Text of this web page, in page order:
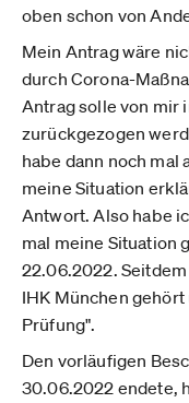
oben schon von
Mein Antrag wäre
durch Corona-
Antrag solle von mir
zurückgezogen
habe dann noch
meine Situation
Antwort. Also habe
mal meine Situation
22.06.2022.
IHK München gehört
Prüfung".
Den vorläufigen
30.06.2022 endete,